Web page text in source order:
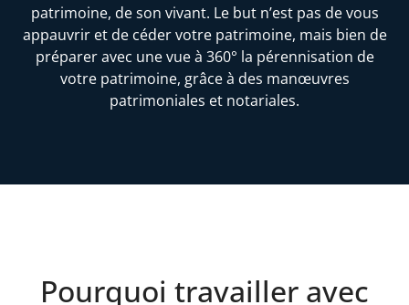
patrimoine, de son vivant. Le but n’est pas de vous
appauvrir et de céder votre patrimoine, mais bien de
préparer avec une vue à 360° la pérennisation de
votre patrimoine, grâce à des manœuvres
patrimoniales et notariales.
Pourquoi travailler avec